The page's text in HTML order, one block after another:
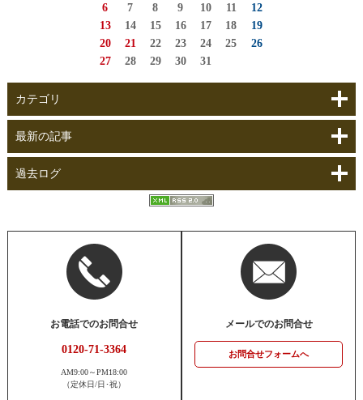
6
7 8 9 10 11
12
13
14 15 16 17 18
19
20
21 22 23 24 25
26
27
28 29 30 31
カテゴリ
最新の記事
過去ログ
お電話でのお問合せ
0120-71-3364
AM9:00～PM18:00
（定休日/日･祝）
メールでのお問合せ
お問合せフォームへ